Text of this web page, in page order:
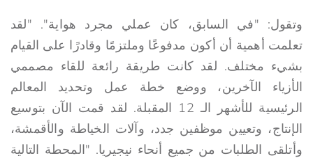
وتقول: "في السابق، كان عملي مجرد هواية". "لقد
تعلمت أهمية أن أكون مدفوعًا وملتزمًا وقادرًا على القيام
بشيء مختلف. لقد كانت طريقة رائعة للقاء مصممي
الأزياء الآخرين، ووضع خطة عمل وتحديد المعالم
الرئيسية للأشهر الـ 12 المقبلة. لقد قمت الآن بتوسيع
الإنتاج، وتعيين موظفين جدد، وآلات الخياطة والأقمشة،
وأتلقى الطلبات من جميع أنحاء نيجيريا. "المحطة التالية